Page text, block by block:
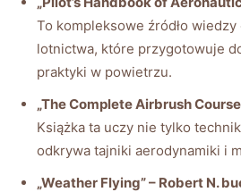
To kompleksowe źródło
lotnictwa, które ‍przygotowuje
praktyki ‍w powietrzu.
„The⁢ Complete Airbrush
Książka ta ⁣uczy⁤ nie tylko
odkrywa tajniki aerodynamiki‍ i
„Weather ​Flying”‍ – Robert⁣ N.